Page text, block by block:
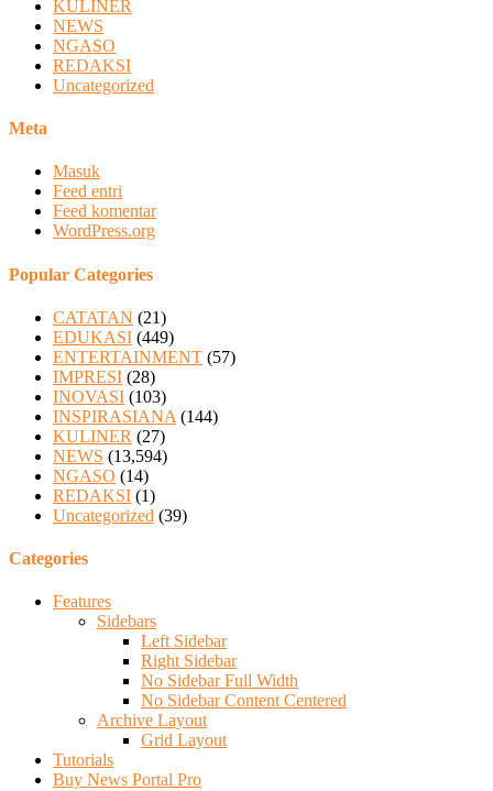
KULINER
NEWS
NGASO
REDAKSI
Uncategorized
Meta
Masuk
Feed entri
Feed komentar
WordPress.org
Popular Categories
CATATAN (21)
EDUKASI (449)
ENTERTAINMENT (57)
IMPRESI (28)
INOVASI (103)
INSPIRASIANA (144)
KULINER (27)
NEWS (13,594)
NGASO (14)
REDAKSI (1)
Uncategorized (39)
Categories
Features
Sidebars
Left Sidebar
Right Sidebar
No Sidebar Full Width
No Sidebar Content Centered
Archive Layout
Grid Layout
Tutorials
Buy News Portal Pro